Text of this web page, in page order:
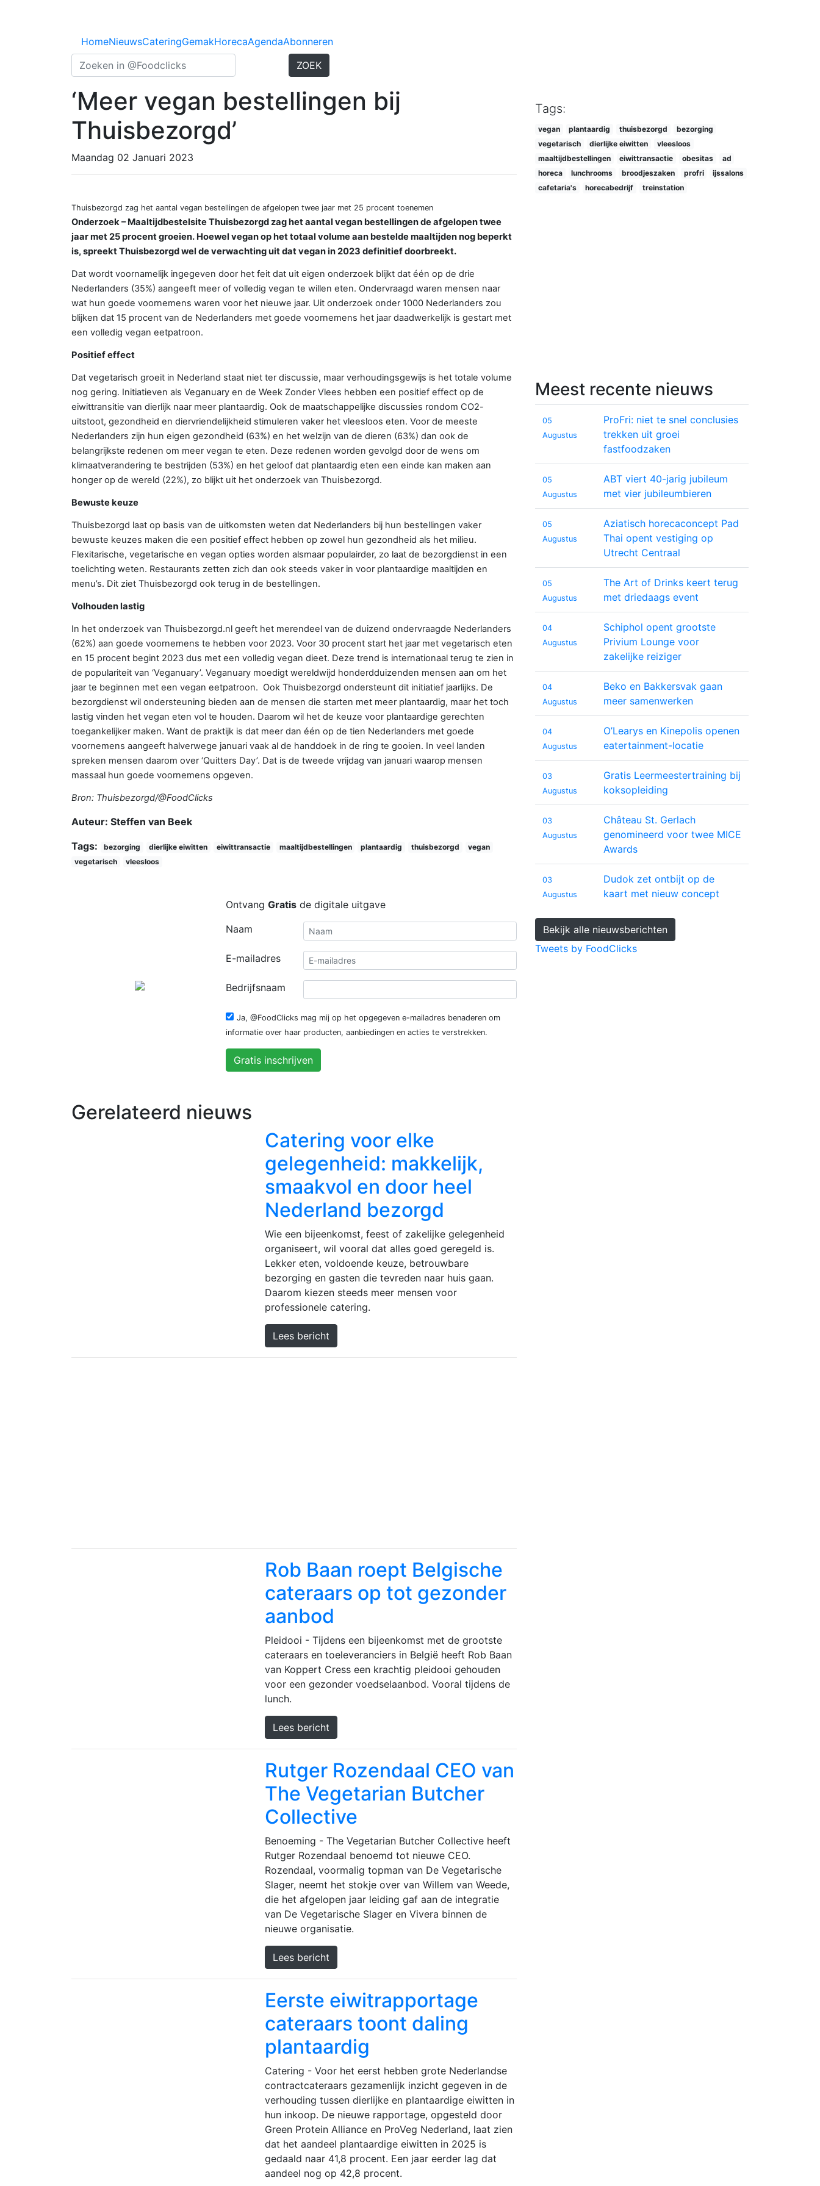
HomeNieuwsCateringGemakHorecaAgendaAbonneren
ZOEK
‘Meer vegan bestellingen bij
Thuisbezorgd’
Maandag 02 Januari 2023
Thuisbezorgd zag het aantal vegan bestellingen de afgelopen twee jaar met 25 procent toenemen
Onderzoek – Maaltijdbestelsite Thuisbezorgd zag het aantal vegan bestellingen de afgelopen twee
jaar met 25 procent groeien. Hoewel vegan op het totaal volume aan bestelde maaltijden nog beperkt
is, spreekt Thuisbezorgd wel de verwachting uit dat vegan in 2023 definitief doorbreekt.
Dat wordt voornamelijk ingegeven door het feit dat uit eigen onderzoek blijkt dat één op de drie
Nederlanders (35%) aangeeft meer of volledig vegan te willen eten. Ondervraagd waren mensen naar
wat hun goede voornemens waren voor het nieuwe jaar. Uit onderzoek onder 1000 Nederlanders zou
blijken dat 15 procent van de Nederlanders met goede voornemens het jaar daadwerkelijk is gestart met
een volledig vegan eetpatroon.
Positief effect
Dat vegetarisch groeit in Nederland staat niet ter discussie, maar verhoudingsgewijs is het totale volume
nog gering. Initiatieven als Veganuary en de Week Zonder Vlees hebben een positief effect op de
eiwittransitie van dierlijk naar meer plantaardig. Ook de maatschappelijke discussies rondom CO2-
uitstoot, gezondheid en diervriendelijkheid stimuleren vaker het vleesloos eten. Voor de meeste
Nederlanders zijn hun eigen gezondheid (63%) en het welzijn van de dieren (63%) dan ook de
belangrijkste redenen om meer vegan te eten. Deze redenen worden gevolgd door de wens om
klimaatverandering te bestrijden (53%) en het geloof dat plantaardig eten een einde kan maken aan
honger op de wereld (22%), zo blijkt uit het onderzoek van Thuisbezorgd.
Bewuste keuze
Thuisbezorgd laat op basis van de uitkomsten weten dat Nederlanders bij hun bestellingen vaker
bewuste keuzes maken die een positief effect hebben op zowel hun gezondheid als het milieu.
Flexitarische, vegetarische en vegan opties worden alsmaar populairder, zo laat de bezorgdienst in een
toelichting weten. Restaurants zetten zich dan ook steeds vaker in voor plantaardige maaltijden en
menu’s. Dit ziet Thuisbezorgd ook terug in de bestellingen.
Volhouden lastig
In het onderzoek van Thuisbezorgd.nl geeft het merendeel van de duizend ondervraagde Nederlanders
(62%) aan goede voornemens te hebben voor 2023. Voor 30 procent start het jaar met vegetarisch eten
en 15 procent begint 2023 dus met een volledig vegan dieet. Deze trend is internationaal terug te zien in
de populariteit van ‘Veganuary’. Veganuary moedigt wereldwijd honderdduizenden mensen aan om het
jaar te beginnen met een vegan eetpatroon. Ook Thuisbezorgd ondersteunt dit initiatief jaarlijks. De
bezorgdienst wil ondersteuning bieden aan de mensen die starten met meer plantaardig, maar het toch
lastig vinden het vegan eten vol te houden. Daarom wil het de keuze voor plantaardige gerechten
toegankelijker maken. Want de praktijk is dat meer dan één op de tien Nederlanders met goede
voornemens aangeeft halverwege januari vaak al de handdoek in de ring te gooien. In veel landen
spreken mensen daarom over ‘Quitters Day’. Dat is de tweede vrijdag van januari waarop mensen
massaal hun goede voornemens opgeven.
Bron: Thuisbezorgd/@FoodClicks
Auteur: Steffen van Beek
Tags:
bezorging dierlijke eiwitten eiwittransactie maaltijdbestellingen plantaardig thuisbezorgd
vegan
vegetarisch
vleesloos
OntvangGratis de digitale uitgave
Naam
E-mailadres
Bedrijfsnaam
Ja, @FoodClicks mag mij op het opgegeven e-mailadres benaderen om
informatie over haar producten, aanbiedingen en acties te verstrekken.
Gratis inschrijven
Gerelateerd nieuws
Catering voor elke
gelegenheid: makkelijk,
smaakvol en door heel
Nederland bezorgd
Wie een bijeenkomst, feest of zakelijke gelegenheid
organiseert, wil vooral dat alles goed geregeld is.
Lekker eten, voldoende keuze, betrouwbare
bezorging en gasten die tevreden naar huis gaan.
Daarom kiezen steeds meer mensen voor
professionele catering.
Lees bericht
Rob Baan roept Belgische
cateraars op tot gezonder
aanbod
Pleidooi - Tijdens een bijeenkomst met de grootste
cateraars en toeleveranciers in België heeft Rob Baan
van Koppert Cress een krachtig pleidooi gehouden
voor een gezonder voedselaanbod. Vooral tijdens de
lunch.
Lees bericht
Rutger Rozendaal CEO van
The Vegetarian Butcher
Collective
Benoeming - The Vegetarian Butcher Collective heeft
Rutger Rozendaal benoemd tot nieuwe CEO.
Rozendaal, voormalig topman van De Vegetarische
Slager, neemt het stokje over van Willem van Weede,
die het afgelopen jaar leiding gaf aan de integratie
van De Vegetarische Slager en Vivera binnen de
nieuwe organisatie.
Lees bericht
Eerste eiwitrapportage
cateraars toont daling
plantaardig
Catering - Voor het eerst hebben grote Nederlandse
contractcateraars gezamenlijk inzicht gegeven in de
verhouding tussen dierlijke en plantaardige eiwitten in
hun inkoop. De nieuwe rapportage, opgesteld door
Green Protein Alliance en ProVeg Nederland, laat zien
dat het aandeel plantaardige eiwitten in 2025 is
gedaald naar 41,8 procent. Een jaar eerder lag dat
aandeel nog op 42,8 procent.
Tags:
vegan plantaardig thuisbezorgd
bezorging
vegetarisch
dierlijke eiwitten
vleesloos
maaltijdbestellingen
eiwittransactie obesitas
ad
horeca
lunchrooms broodjeszaken profri
ijssalons
cafetaria's
horecabedrijf treinstation
Meest recente nieuws
05
Augustus
ProFri: niet te snel conclusies
trekken uit groei
fastfoodzaken
05
Augustus
ABT viert 40-jarig jubileum
met vier jubileumbieren
05
Augustus
Aziatisch horecaconcept Pad
Thai opent vestiging op
Utrecht Centraal
05
Augustus
The Art of Drinks keert terug
met driedaags event
04
Augustus
Schiphol opent grootste
Privium Lounge voor
zakelijke reiziger
04
Augustus
Beko en Bakkersvak gaan
meer samenwerken
04
Augustus
O’Learys en Kinepolis openen
eatertainment-locatie
03
Augustus
Gratis Leermeestertraining bij
koksopleiding
03
Augustus
Château St. Gerlach
genomineerd voor twee MICE
Awards
03
Augustus
Dudok zet ontbijt op de
kaart met nieuw concept
Bekijk alle nieuwsberichten
Tweets by FoodClicks